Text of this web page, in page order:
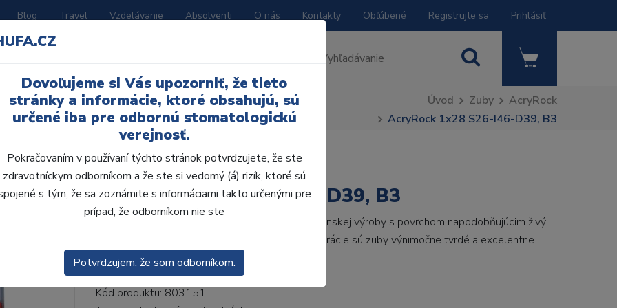
Blog Travel Vzdelávanie Absolventi O nás Kontakty Obľúbené Registrujte sa Prihlásiť
I46-D39, B3 Úvod Zuby
AcryRock
AcryRock 1x28 S26-I46-D39, B3
AcryRock 1x28 S26-I46-D39, B3
• Dvojvrstvové veľmi estetické živičné zuby talianskej výroby s povrchom napodobňujúcim živý
zub.• Vďaka použitiu špeciálnej živice novej generácie sú zuby výnimočne tvrdé a excelentne
odolávajú ab...ZOBRAZIT VÍCE
Kód produktu: 803151
Dovoľujeme si Vás upozorniť, že tieto
stránky a informácie, ktoré obsahujú, sú
určené iba pre odbornú stomatologickú
verejnosť.
Pokračovaním v používaní týchto stránok potvrdzujete, že ste
zdravotníckym odborníkom a že ste si vedomý (á) rizík, ktoré sú
s tým, že sa zoznámite s informáciami takto určenými pre
prípad, že odborníkom nie ste
Potvrdzujem, že som odborníkom.